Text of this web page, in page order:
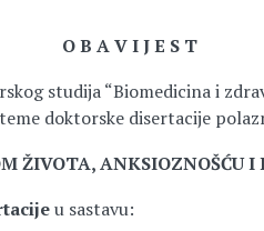
O B A V I J E S T
studija “Biomedicina i
doktorske disertacije
ŽIVOTA, ANKSIOZNOŠĆU I
u sastavu: